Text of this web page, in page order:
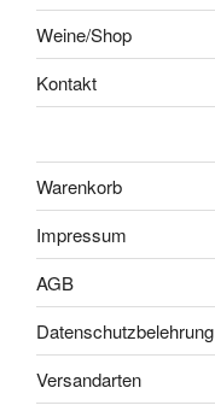
Weine/Shop
Kontakt
Warenkorb
Impressum
AGB
Datenschutzbelehrung
Versandarten